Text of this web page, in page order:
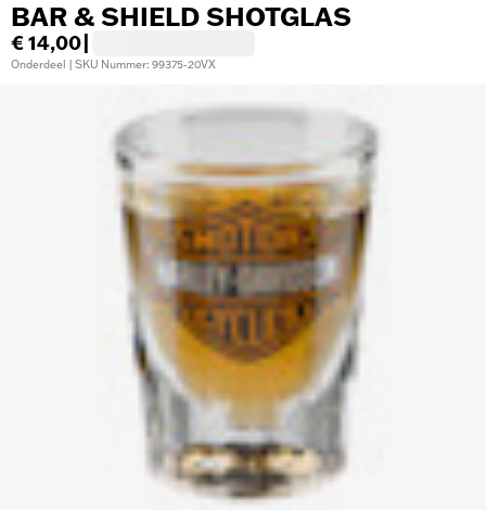
BAR & SHIELD SHOTGLAS
€ 14,00
Onderdeel | SKU Nummer: 99375-20VX